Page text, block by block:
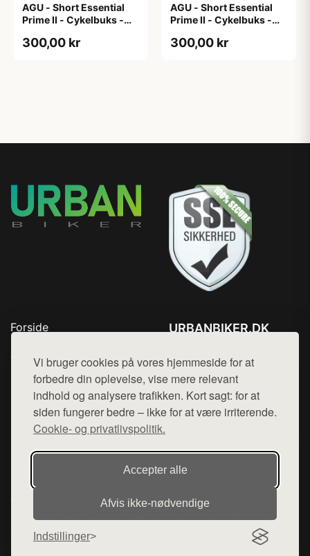
Vi bruger cookies på vores hjemmeside for at
forbedre din oplevelse, vise mere relevant
indhold og analysere trafikken. Kort sagt: for at
siden fungerer bedre – ikke for at være irriterende.
Cookie- og privatlivspolitik.
Accepter alle
Afvis ikke‑nødvendige
Indstillinger
AGU - Short Essential
Prime II - Cykelbuks -
300,00 kr
AGU - Short Essential
Prime II - Cykelbuks -
300,00 kr
Forside
Top Rabatter
Blog
Kontakt
URBANBIKER.DK
Mail: hej@want.dk
Cookie- og privatlivspolitik
Denne side er en del af want.dk, der udgiver en række
hjemmesider med præsentation af forskellige produkter fra
diverse webshops. Der sælges ikke varer fra denne side - vi
varerne på lager.